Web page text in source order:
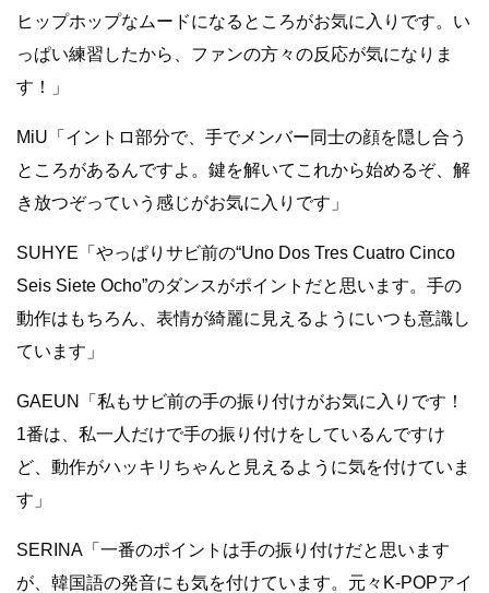
ヒップホップなムードになるところがお気に入りです。い
っぱい練習したから、ファンの方々の反応が気になりま
す！」
MiU「イントロ部分で、手でメンバー同士の顔を隠し合う
ところがあるんですよ。鍵を解いてこれから始めるぞ、解
き放つぞっていう感じがお気に入りです」
SUHYE「やっぱりサビ前の“Uno Dos Tres Cuatro Cinco
Seis Siete Ocho”のダンスがポイントだと思います。手の
動作はもちろん、表情が綺麗に見えるようにいつも意識し
ています」
GAEUN「私もサビ前の手の振り付けがお気に入りです！
1番は、私一人だけで手の振り付けをしているんですけ
ど、動作がハッキリちゃんと見えるように気を付けていま
す」
SERINA「一番のポイントは手の振り付けだと思います
が、韓国語の発音にも気を付けています。元々K-POPアイ